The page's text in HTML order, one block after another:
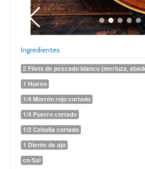
Ingredientes
2 Filets de pescado blanco (merluza,
1 Huevo
1/4 Morrón rojo cortado
1/4 Puerro cortado
1/2 Cebolla cortado
1 Diente de ajo
cn Sal